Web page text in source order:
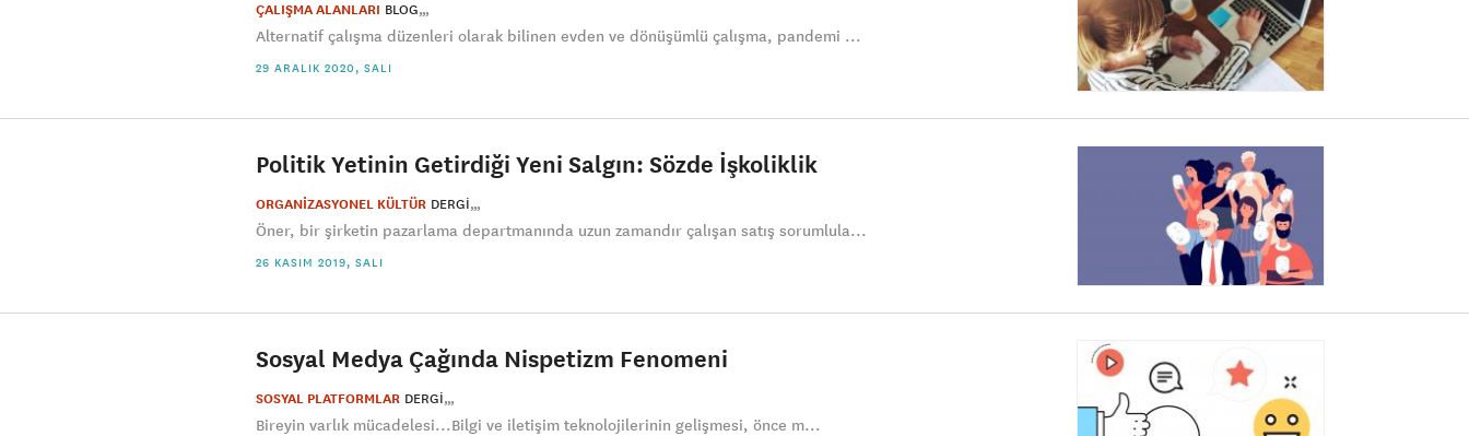
ÇALIŞMA ALANLARI BLOG
Alternatif çalışma düzenleri olarak bilinen evden ve dönüşümlü çalışma, pandemi ...
29 ARALIK 2020, SALI
Politik Yetinin Getirdiği Yeni Salgın: Sözde İşkoliklik
ORGANİZASYONEL KÜLTÜR DERGI
Öner, bir şirketin pazarlama departmanında uzun zamandır çalışan satış sorumlula...
26 KASIM 2019, SALI
Sosyal Medya Çağında Nispetizm Fenomeni
SOSYAL PLATFORMLAR DERGI
Bireyin varlık mücadelesi...Bilgi ve iletişim teknolojilerinin gelişmesi, önce m...